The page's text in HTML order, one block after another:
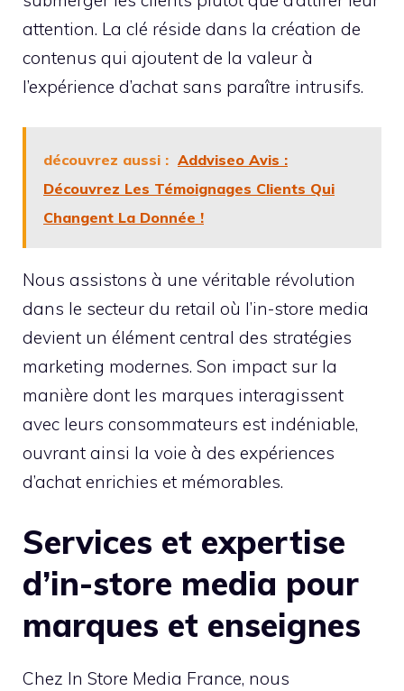
attention. La clé réside dans la création de
contenus qui ajoutent de la valeur à
l’expérience d’achat sans paraître intrusifs.
découvrez aussi : Addviseo Avis :
Découvrez Les Témoignages Clients Qui
Changent La Donnée !
Nous assistons à une véritable révolution
dans le secteur du retail où l’in-store media
devient un élément central des stratégies
marketing modernes. Son impact sur la
manière dont les marques interagissent
avec leurs consommateurs est indéniable,
ouvrant ainsi la voie à des expériences
d’achat enrichies et mémorables.
Services et expertise
d’in-store media pour
marques et enseignes
Chez In Store Media France, nous